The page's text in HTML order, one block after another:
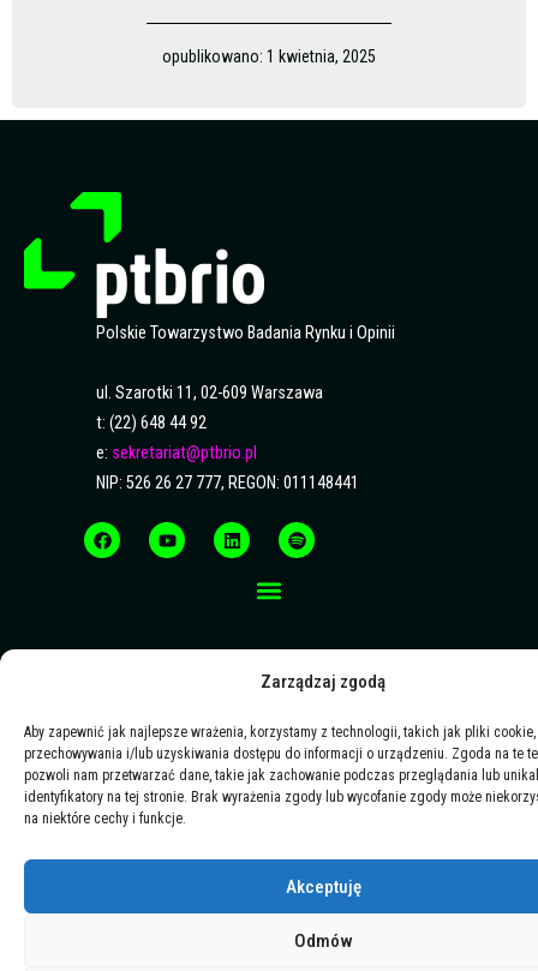
Zarządzaj zgodą
Aby zapewnić jak najlepsze wrażenia, korzystamy z technologii, takich jak pliki
przechowywania i/lub uzyskiwania dostępu do informacji o urządzeniu. Zgoda na te
pozwoli nam przetwarzać dane, takie jak zachowanie podczas przeglądania lub
identyfikatory na tej stronie. Brak wyrażenia zgody lub wycofanie zgody może
na niektóre cechy i funkcje.
Akceptuję
Odmów
opublikowano: 1 kwietnia, 2025
Polskie Towarzystwo Badania Rynku i Opinii
ul. Szarotki 11, 02-609 Warszawa
t: (22) 648 44 92
e: sekretariat@ptbrio.pl
NIP: 526 26 27 777, REGON: 011148441
a
c
e
o
u
t
i
n
k
p
o
t